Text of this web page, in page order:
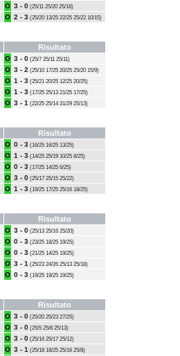
O 3 - 0 (25/11 25/20 25/18)
O 2 - 3 (25/20 13/25 22/25 25/22 10/15)
Risultato
O 3 - 0 (25/7 25/11 25/11)
O 3 - 2 (25/10 17/25 20/25 25/20 15/9)
O 1 - 3 (25/21 20/25 12/25 20/25)
O 1 - 3 (17/25 25/13 21/25 17/25)
O 3 - 1 (22/25 25/14 31/29 25/13)
Risultato
O 0 - 3 (16/25 16/25 13/25)
O 1 - 3 (14/25 25/19 10/25 8/25)
O 0 - 3 (17/25 14/25 6/25)
O 3 - 0 (25/17 25/15 25/22)
O 1 - 3 (19/25 17/25 25/16 18/25)
Risultato
O 3 - 0 (25/13 25/16 25/20)
O 0 - 3 (23/25 18/25 19/25)
O 0 - 3 (21/25 14/25 19/25)
O 3 - 1 (25/23 24/26 25/13 25/18)
O 0 - 3 (19/25 19/25 19/25)
Risultato
O 3 - 0 (25/20 25/23 27/25)
O 3 - 0 (25/5 25/8 25/13)
O 3 - 0 (25/16 25/17 25/12)
O 3 - 1 (25/18 18/25 25/16 25/8)